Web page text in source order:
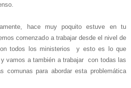
hace muy poquito estuve en tu
comenzado a trabajar desde el nivel de
todos los ministerios y esto es lo que
vamos a también a trabajar con todas las
comunas para abordar esta problemática